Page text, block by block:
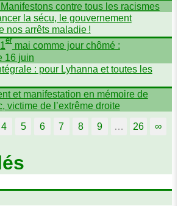
contre tous les racismes
la sécu, le gouvernement
nos arrêts maladie !
ermai comme jour chômé :
16 juin
: pour Lyhanna et toutes les
et manifestation en mémoire de
victime de l’extrême droite
4 5 6 7 8 9 … 26 ∞